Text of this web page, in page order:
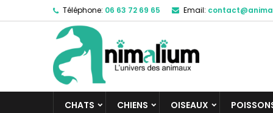
Téléphone: 06 63 72 69 65 Email:
CHATS CHIENS OISEAUX